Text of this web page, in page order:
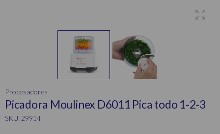
Procesadores
Picadora Moulinex D6011 Pica todo 1-2-3
SKU: 29914